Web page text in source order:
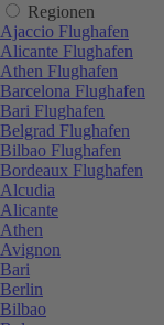
Regionen
Ajaccio Flughafen
Alicante Flughafen
Athen Flughafen
Barcelona Flughafen
Bari Flughafen
Belgrad Flughafen
Bilbao Flughafen
Bordeaux Flughafen
Alcudia
Alicante
Athen
Avignon
Bari
Berlin
Bilbao